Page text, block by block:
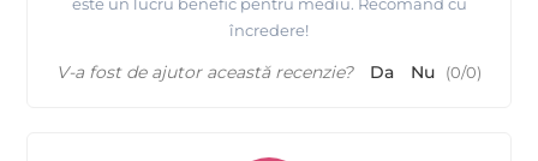
este un lucru benefic pentru mediu. Recomand cu
încredere!
V-a fost de ajutor această recenzie? Da Nu (0/0)